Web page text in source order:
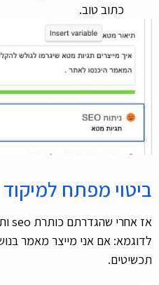
כתוב טוב.
ביטוי מפתח למיקוד
תכשיטים.